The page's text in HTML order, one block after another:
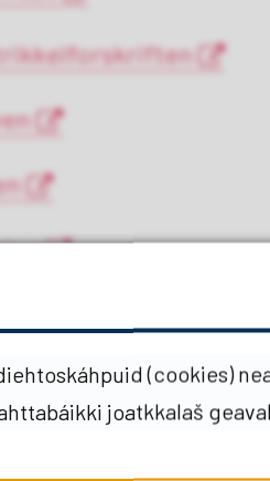
(cookies)
joatkkalaš